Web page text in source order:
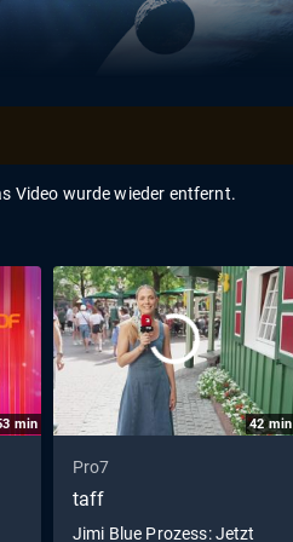
Video wurde wieder entfernt.
min 42min
Pro7
taff
Jimi Blue Prozess: Jetzt